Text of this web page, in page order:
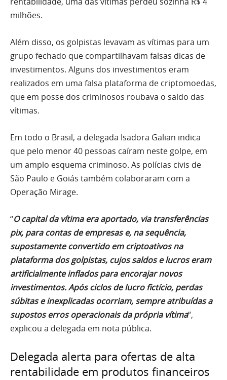
milhões.
Além disso, os golpistas levavam as vítimas para um
grupo fechado que compartilhavam falsas dicas de
investimentos. Alguns dos investimentos eram
realizados em uma falsa plataforma de criptomoedas,
que em posse dos criminosos roubava o saldo das
vítimas.
Em todo o Brasil, a delegada Isadora Galian indica
que pelo menor 40 pessoas caíram neste golpe, em
um amplo esquema criminoso. As polícias civis de
São Paulo e Goiás também colaboraram com a
Operação Mirage.
“O capital da vítima era aportado, via transferências
pix, para contas de empresas e, na sequência,
supostamente convertido em criptoativos na
plataforma dos golpistas, cujos saldos e lucros eram
artificialmente inflados para encorajar novos
investimentos. Após ciclos de lucro fictício, perdas
súbitas e inexplicadas ocorriam, sempre atribuídas a
supostos erros operacionais da própria vítima“,
explicou a delegada em nota pública.
Delegada alerta para ofertas de alta
rentabilidade em produtos financeiros